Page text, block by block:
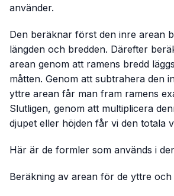
använder.
Den beräknar först den inre arean
längden och bredden. Därefter
arean genom att ramens bredd
måtten. Genom att subtrahera den
yttre arean får man fram ramens
Slutligen, genom att multiplicera
djupet eller höjden får vi den totala
Här är de formler som används i
Beräkning av arean för de yttre